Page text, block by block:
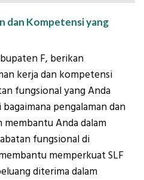
dan Kompetensi yang
F, berikan
kerja dan kompetensi
fungsional yang Anda
bagaimana pengalaman dan
Anda dalam
fungsional di
memperkuat SLF
diterima dalam